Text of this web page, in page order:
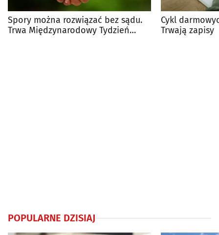
Spory można rozwiązać bez sądu.
Trwa Międzynarodowy Tydzień
Cykl
Trwają zapisy
POPULARNE DZISIAJ